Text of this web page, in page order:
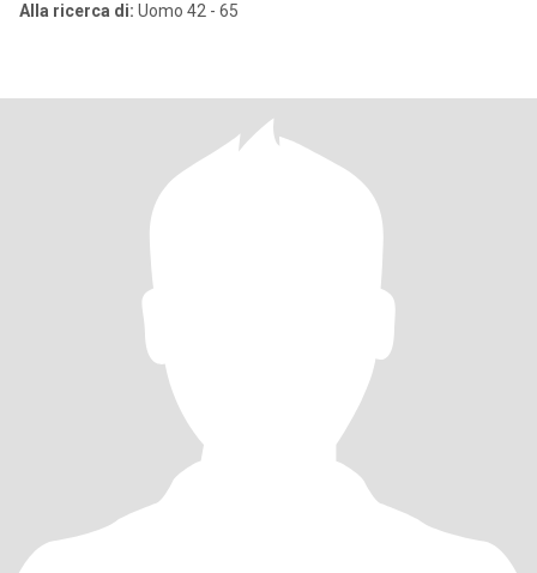
Alla ricerca di: Uomo 42 - 65